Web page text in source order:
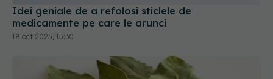
Idei geniale de a refolosi sticlele de
medicamente pe care le arunci
18 oct 2025, 15:30